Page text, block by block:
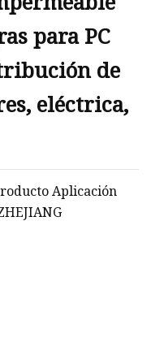
para PC
de
eléctrica,
Aplicación